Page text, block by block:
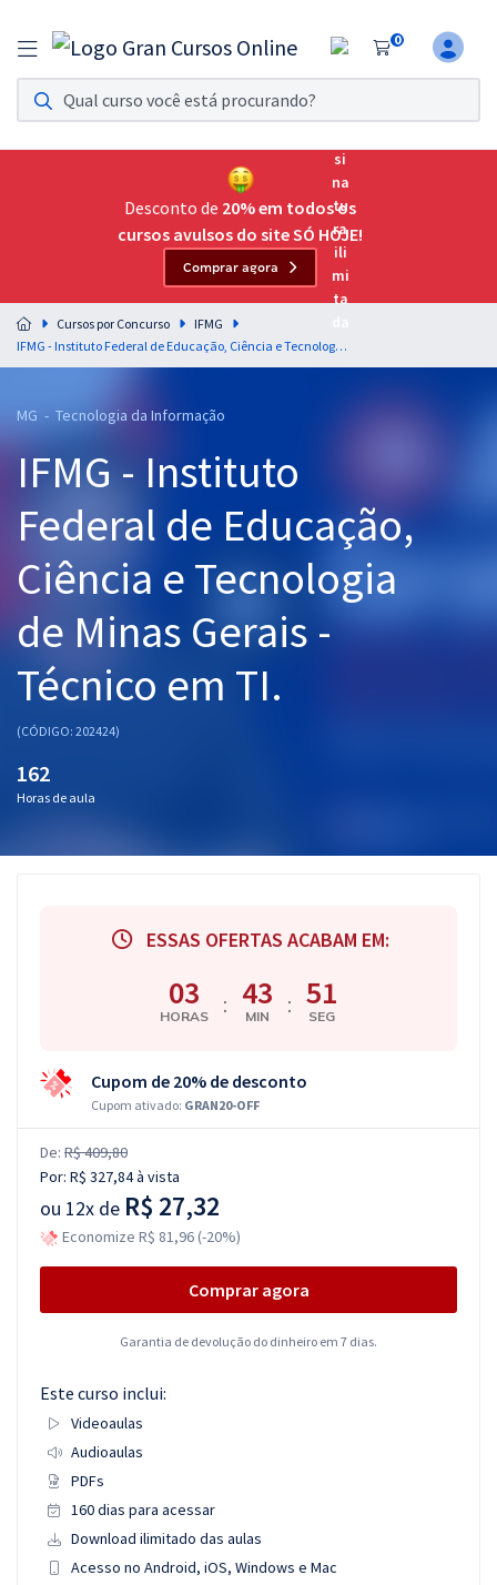
0
Assinatura Ilimitada 11
Acesso a todos os cursos. Teste grátis por 7 dias!
Assinatura OAB Até Passar
Acesso ilimitado a toda preparação para o Exame da
Residências Multiprofissionais
Preparação completa e intensiva para as principais
residências em saúde do Brasil
Cursos 20% OFF
Pós
Graduação
OAB
Mentorias
Questões grátis
Conteúdo gratuito
Aprovados
Desconto de 20% em todos os
cursos avulsos do site SÓ HOJE!
Comprar agora
Cursos por Concurso
IFMG
IFMG - Instituto Federal de Educação, Ciência e Tecnologia de Minas Gerais - Técnico em TI.
MG - Tecnologia da Informação
IFMG - Instituto
Federal de Educação,
Ciência e Tecnologia
de Minas Gerais -
Técnico em TI.
(CÓDIGO: 202424)
162
Horas de aula
ESSAS OFERTAS ACABAM EM:
03
HORAS : 43
MIN : 50
SEG
Cupom de 20% de desconto
Cupom ativado: GRAN20-OFF
De: R$ 409,80
Por: R$ 327,84à vista
ou 12x de R$ 27,32
Economize R$ 81,96 (-20%)
Comprar agora
Garantia de devolução do dinheiro em 7 dias.
Este curso inclui:
Videoaulas
Audioaulas
PDFs
160 dias para acessar
Download ilimitado das aulas
Acesso no Android, iOS, Windows e Mac